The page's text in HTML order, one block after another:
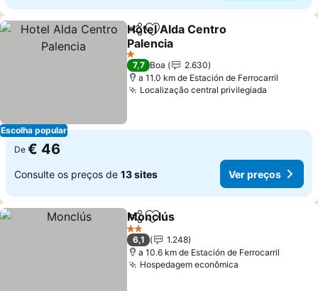
Escolha popular
PartilharAdicionar aos favoritos
Hotel Alda Centro
Palencia
1 Estrelas
7,7 Boa
2.630
a 11.0 km de Estación de Ferrocarril
Localização central privilegiada
De € 46
Consulte os preços de 13 sites Ver preços
PartilharAdicionar aos favoritos
Monclús
2 Estrelas
6,1
1.248
a 10.6 km de Estación de Ferrocarril
Hospedagem econômica